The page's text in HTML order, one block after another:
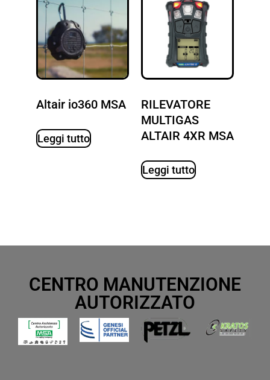
Altair io360 MSA
Leggi tutto
RILEVATORE
MULTIGAS
ALTAIR 4XR MSA
Leggi tutto
CENTRO MANUTENZIONE
AUTORIZZATO